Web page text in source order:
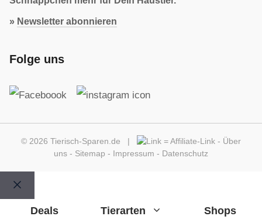
» Newsletter abonnieren
Folge uns
© 2026 Tierisch-Sparen.de | =Affiliate-Link - Über
uns - Sitemap - Impressum - Datenschutz
Schließen
Deals
Tierarten Shops